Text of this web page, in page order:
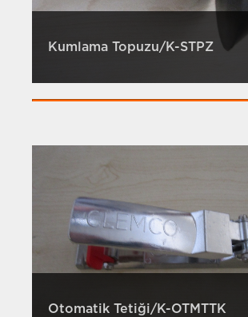
Kumlama Topuzu/K-STPZ
Otomatik Tetiği/K-OTMTTK